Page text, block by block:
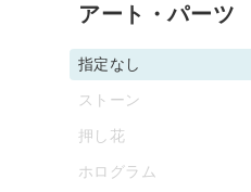
アート・パーツ
指定なし
ストーン
押し花
ホログラム